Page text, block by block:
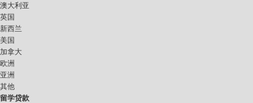
澳大利亚
英国
新西兰
美国
加拿大
欧洲
亚洲
其他
留学贷款